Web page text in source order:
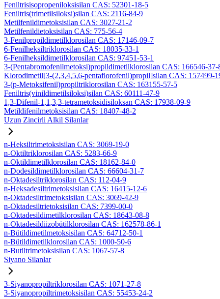
Feniltrisisopropeniloksisilan CAS: 52301-18-5
Feniltris(trimetilsiloksi)silan CAS: 2116-84-9
Metilfenildimetoksisilan CAS: 3027-21-2
Metilfenildietoksisilan CAS: 775-56-4
3-Fenilpropildimetilklorosilan CAS: 17146-09-7
6-Fenilheksiltriklorosilan CAS: 18035-33-1
6-Fenilheksildimetilklorosilan CAS: 97451-53-1
3-(Pentabromofenilmetoksi)propildimetilklorosilan CAS: 166546-37-
Klorodimetil[3-(2,3,4,5,6-pentaflorofenil)propil]silan CAS: 157499-
3-(p-Metoksifenil)propiltriklorosilan CAS: 163155-57-5
Feniltris(vinildimetilsiloksi)silan CAS: 60111-47-9
1,3-Difenil-1,1,3,3-tetrametoksidisiloksan CAS: 17938-09-9
Metildifenilmetoksisilan CAS: 18407-48-2
Uzun Zincirli Alkil Silanlar
n-Heksiltrimetoksisilan CAS: 3069-19-0
n-Oktiltriklorosilan CAS: 5283-66-9
n-Oktildimetilklorosilan CAS: 18162-84-0
n-Dodesildimetilklorosilan CAS: 66604-31-7
n-Oktadesiltriklorosilan CAS: 112-04-9
n-Heksadesiltrimetoksisilan CAS: 16415-12-6
n-Oktadesiltrimetoksisilan CAS: 3069-42-9
n-Oktadesiltrietoksisilan CAS: 7399-00-0
n-Oktadesildimetilklorosilan CAS: 18643-08-8
n-Oktadesildiizobütilklorosilan CAS: 162578-86-1
n-Bütildimetilmetoksisilan CAS: 64712-50-1
n-Bütildimetilklorosilan CAS: 1000-50-6
n-Butiltrimetoksisilan CAS: 1067-57-8
Siyano Silanlar
3-Siyanopropiltriklorosilan CAS: 1071-27-8
3-Siyanopropiltrimetoksisilan CAS: 55453-24-2